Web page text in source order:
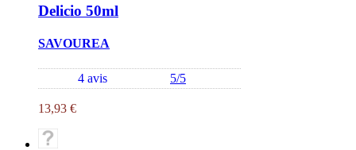
Delicio 50ml
SAVOUREA
4 avis 5/5
13,93 €